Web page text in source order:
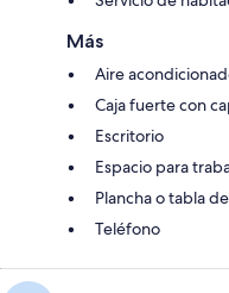
Más
Aire
Caja fuerte con
Escritorio
Espacio para
Plancha o tabla
Teléfono